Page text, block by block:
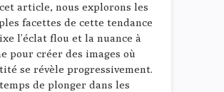
article, nous explorons les
facettes de cette tendance
l’éclat flou et la nuance à
pour créer des images où
se révèle progressivement.
de plonger dans les